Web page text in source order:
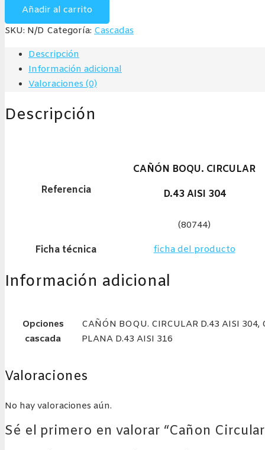
cantidad
Añadir al carrito
SKU: N/D Categoría: Cascadas
Descripción
Información adicional
Valoraciones (0)
Descripción
Referencia
CAÑÓN BOQU. CIRCULAR
D.43 AISI 304
(80744)
Ficha técnica ficha del producto
Información adicional
Opciones
cascada
CAÑÓN BOQU. CIRCULAR D.43 AISI
PLANA D.43 AISI 316
Valoraciones
No hay valoraciones aún.
Sé el primero en valorar “Cañon